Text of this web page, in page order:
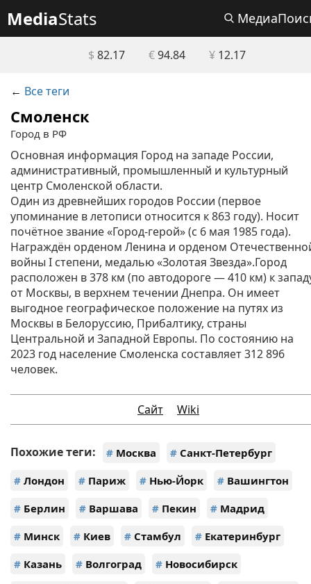
MediaStats
$ 82.17 €94.84 ¥12.17
← Все теги
Смоленск
Город в РФ
Основная информация Город на западе России,
административный, промышленный и культурный
центр Смоленской области.
Один из древнейших городов России (первое
упоминание в летописи относится к 863 году). Носит
почётное звание «Город-герой» (с 6 мая 1985 года).
Награждён орденом Ленина и орденом
войны I степени, медалью «Золотая Звезда».Город
расположен в 378 км (по автодороге — 410 км) к
от Москвы, в верхнем течении Днепра. Он имеет
выгодное географическое положение на путях из
Москвы в Белоруссию, Прибалтику, страны
Центральной и Западной Европы. По состоянию на
2023 год население Смоленска составляет 312 896
человек.
Сайт Wiki
Похожие теги: # Москва # Санкт-Петербург
# Лондон # Париж # Нью-Йорк # Вашингтон
# Берлин # Варшава # Пекин # Мадрид
# Минск # Киев # Стамбул # Екатеринбург
# Казань # Волгоград # Новосибирск